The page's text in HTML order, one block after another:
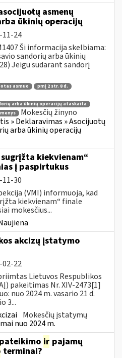
asmenų
ūkinių operacijų
11-24
Ši informacija skelbiama:
sandorių arba ūkinių
Jeigu sudarant sandorį
asmuo
pmį 2 str. 8 d.
arba ūkinių operacijų ataskaita
Mokesčių žinyno
» Deklaravimas » Asocijuotų
arba ūkinių operacijų
kiekvienam“
į paspirtukus
11-30
(VMI) informuoja, kad
kiekvienam“ finale
mokesčius...
akcizų įstatymo
02-22
Lietuvos Respublikos
pakeitimas Nr. XIV-2473[1]
nuo 2024 m. vasario 21 d.
3...
Mokesčių įstatymų
nuo 2024 m.
ir pajamų
terminai?